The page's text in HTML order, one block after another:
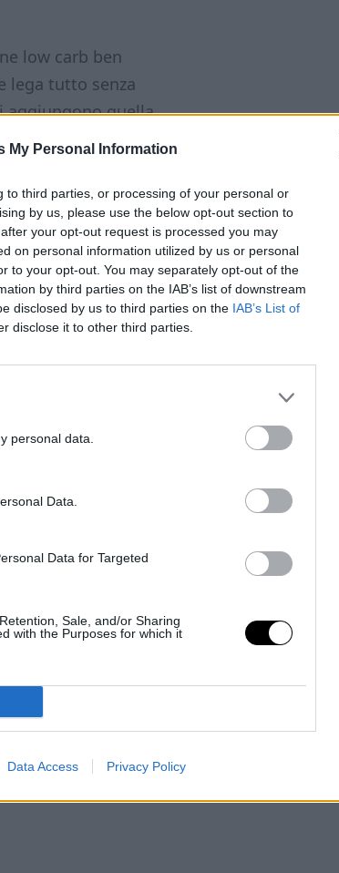
My Personal Information
to third parties, or processing of your personal or
by us, please use the below opt-out section to
your opt-out request is processed you may
on personal information utilized by us or personal
to your opt-out. You may separately opt-out of the
by third parties on the IAB’s list of downstream
disclosed by us to third parties on the IAB’s List of
disclose it to other third parties.
personal data.
Data.
Data for Targeted
Sale, and/or Sharing
with the Purposes for which it
Data Access Privacy Policy
low carb ben
lega tutto senza
aggiungono quella
salato keto